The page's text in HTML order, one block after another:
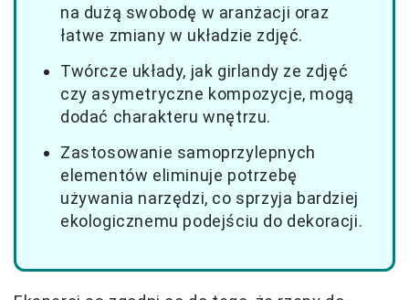
na dużą swobodę w aranżacji oraz
łatwe zmiany w układzie zdjęć.
Twórcze układy, jak girlandy ze zdjęć
czy asymetryczne kompozycje, mogą
dodać charakteru wnętrzu.
Zastosowanie samoprzylepnych
elementów eliminuje potrzebę
używania narzędzi, co sprzyja bardziej
ekologicznemu podejściu do dekoracji.